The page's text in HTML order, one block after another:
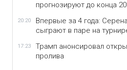
прогнозируют до конца
20:20
Впервые за 4 года:
сыграют в паре на
17:23
Трамп анонсировал
пролива